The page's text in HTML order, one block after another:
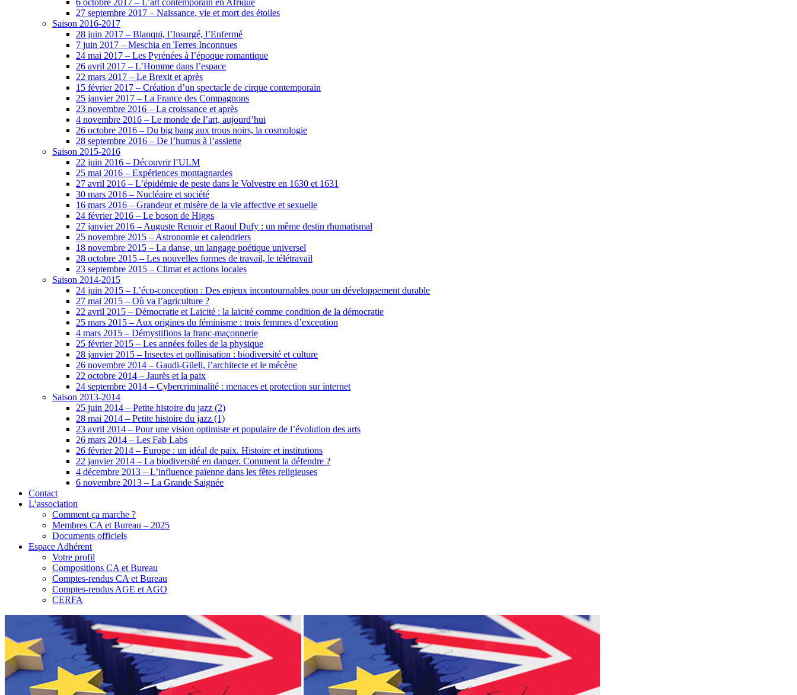
27 septembre 2017 – Naissance, vie et mort des étoiles
Saison 2016-2017
28 juin 2017 – Blanqui, l’Insurgé, l’Enfermé
7 juin 2017 – Meschia en Terres Inconnues
24 mai 2017 – Les Pyrénées à l’époque romantique
26 avril 2017 – L’Homme dans l’espace
22 mars 2017 – Le Brexit et après
15 février 2017 – Création d’un spectacle de cirque contemporain
25 janvier 2017 – La France des Compagnons
23 novembre 2016 – La croissance et après
4 novembre 2016 – Le monde de l’art, aujourd’hui
26 octobre 2016 – Du big bang aux trous noirs, la cosmologie
28 septembre 2016 – De l’humus à l’assiette
Saison 2015-2016
22 juin 2016 – Découvrir l’ULM
25 mai 2016 – Expériences montagnardes
27 avril 2016 – L’épidémie de peste dans le Volvestre en 1630 et 1631
30 mars 2016 – Nucléaire et société
16 mars 2016 – Grandeur et misère de la vie affective et sexuelle
24 février 2016 – Le boson de Higgs
27 janvier 2016 – Auguste Renoir et Raoul Dufy : un même destin rhumatismal
25 novembre 2015 – Astronomie et calendriers
18 novembre 2015 – La danse, un langage poétique universel
28 octobre 2015 – Les nouvelles formes de travail, le télétravail
23 septembre 2015 – Climat et actions locales
Saison 2014-2015
24 juin 2015 – L’éco-conception : Des enjeux incontournables pour un développement durable
27 mai 2015 – Où va l’agriculture ?
22 avril 2015 – Démocratie et Laïcité : la laïcité comme condition de la démocratie
25 mars 2015 – Aux origines du féminisme : trois femmes d’exception
4 mars 2015 – Démystifions la franc-maçonnerie
25 février 2015 – Les années folles de la physique
28 janvier 2015 – Insectes et pollinisation : biodiversité et culture
26 novembre 2014 – Gaudi-Güell, l’architecte et le mécène
22 octobre 2014 – Jaurès et la paix
24 septembre 2014 – Cybercriminalité : menaces et protection sur internet
Saison 2013-2014
25 juin 2014 – Petite histoire du jazz (2)
28 mai 2014 – Petite histoire du jazz (1)
23 avril 2014 – Pour une vision optimiste et populaire de l’évolution des arts
26 mars 2014 – Les Fab Labs
26 février 2014 – Europe : un idéal de paix. Histoire et institutions
22 janvier 2014 – La biodiversité en danger. Comment la défendre ?
4 décembre 2013 – L’influence païenne dans les fêtes religieuses
6 novembre 2013 – La Grande Saignée
Contact
L’association
Comment ça marche ?
Membres CA et Bureau – 2025
Documents officiels
Espace Adhérent
Votre profil
Compositions CA et Bureau
Comptes-rendus CA et Bureau
Comptes-rendus AGE et AGO
CERFA